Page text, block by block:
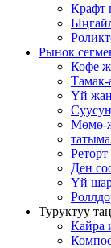
Крафт
Рынок
Кофе
Үй
Мөмө-
Ден
Үй
Туруктуу
Кайра